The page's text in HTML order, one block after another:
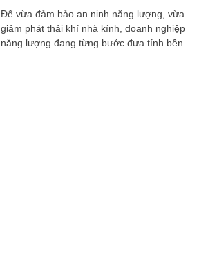
Để vừa đảm bảo an ninh năng lượng, vừa
giảm phát thải khí nhà kính, doanh nghiệp
năng lượng đang từng bước đưa tính bền